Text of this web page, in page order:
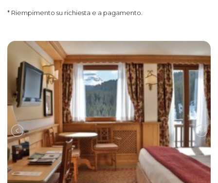
* Riempimento su richiesta e a pagamento.